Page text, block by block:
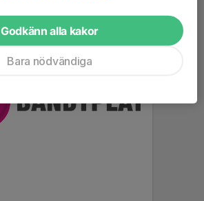
Godkänn alla kakor
Bara nödvändiga